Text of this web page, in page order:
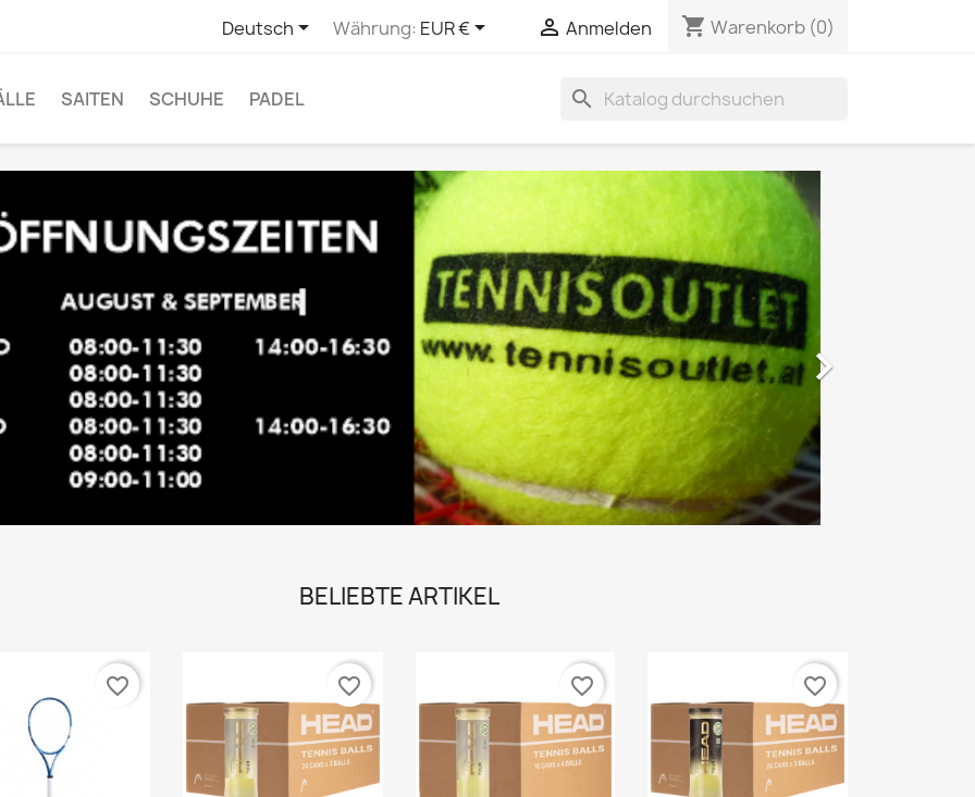
Deutsch Währung: EUR €  Anmelden shopping_cart Warenkorb (0)
SAITEN SCHUHE PADEL search

BELIEBTE ARTIKEL
favorite_border favorite_border favorite_border favorite_border